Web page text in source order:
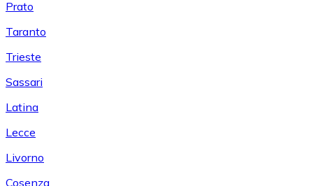
Prato
Taranto
Trieste
Sassari
Latina
Lecce
Livorno
Cosenza